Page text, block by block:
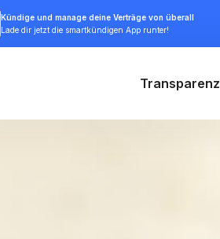
Kündige und manage deine Verträge von überall
Lade dir jetzt die smartkündigen App runter!
Transparenz